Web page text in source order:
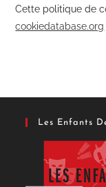
Cette politique de
cookiedatabase.org
Les Enfants